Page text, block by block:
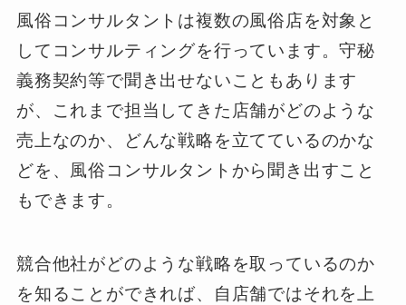
風俗コンサルタントは複数の風俗店を対象と
してコンサルティングを行っています。守秘
義務契約等で聞き出せないこともあります
が、これまで担当してきた店舗がどのような
売上なのか、どんな戦略を立てているのかな
どを、風俗コンサルタントから聞き出すこと
もできます。
競合他社がどのような戦略を取っているのか
を知ることができれば、自店舗ではそれを上